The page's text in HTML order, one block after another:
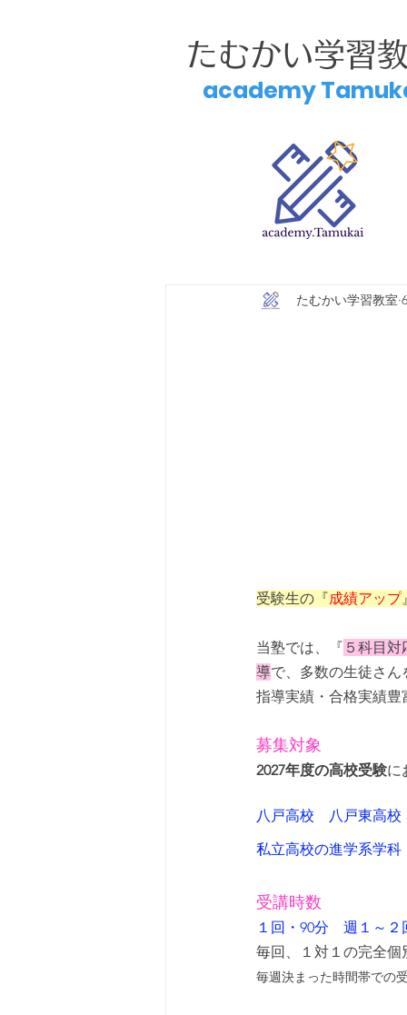
たむかい学習
academy
たむかい学習教室
受験生の『成績アップ
当塾では、『 ５科目
導で、多数の生徒さん
指導実績・合格実績豊
募集対象
2027年度の高校受験に
八戸高校　八戸東高
私立高校の進学系学科
受講時数
１回・90分　週１～２
毎回、１対１の完全個
毎週決まった時間帯での